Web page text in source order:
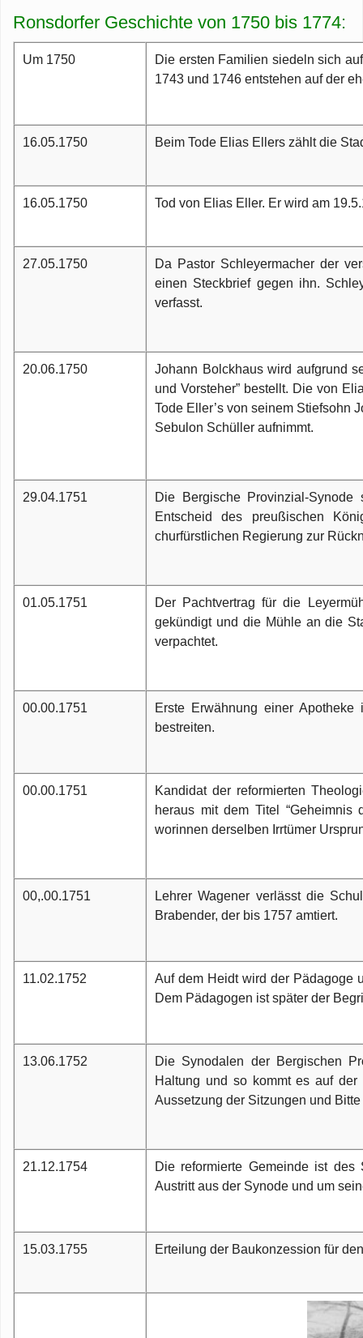
Dorfgeschehen
Ronsdorf-Echo
Ronsdorfer Geschichte von 1750 bis 1774:
Um 1750
Die ersten Familien siedeln sich
1743 und 1746 entstehen auf der
16.05.1750 Beim Tode Elias Ellers zählt die
16.05.1750 Tod von Elias Eller. Er wird am
27.05.1750
Da Pastor Schleyermacher der
einen Steckbrief gegen ihn.
verfasst.
20.06.1750
Johann Bolckhaus wird aufgrund
und Vorsteher” bestellt. Die von
Tode Eller’s von seinem Stiefsohn
Sebulon Schüller aufnimmt.
29.04.1751
Die Bergische Provinzial-
Entscheid des preußischen
churfürstlichen Regierung zur
01.05.1751
Der Pachtvertrag für die
gekündigt und die Mühle an die
verpachtet.
00.00.1751
Erste Erwähnung einer
bestreiten.
00.00.1751
Kandidat der reformierten
heraus mit dem Titel
worinnen derselben Irrtümer
00,.00.1751
Lehrer Wagener verlässt die
Brabender, der bis 1757 amtiert.
11.02.1752
Auf dem Heidt wird der Pädagoge
Dem Pädagogen ist später der
13.06.1752
Die Synodalen der Bergischen
Haltung und so kommt es auf
Aussetzung der Sitzungen und
21.12.1754
Die reformierte Gemeinde ist
Austritt aus der Synode und um
15.03.1755 Erteilung der Baukonzession für